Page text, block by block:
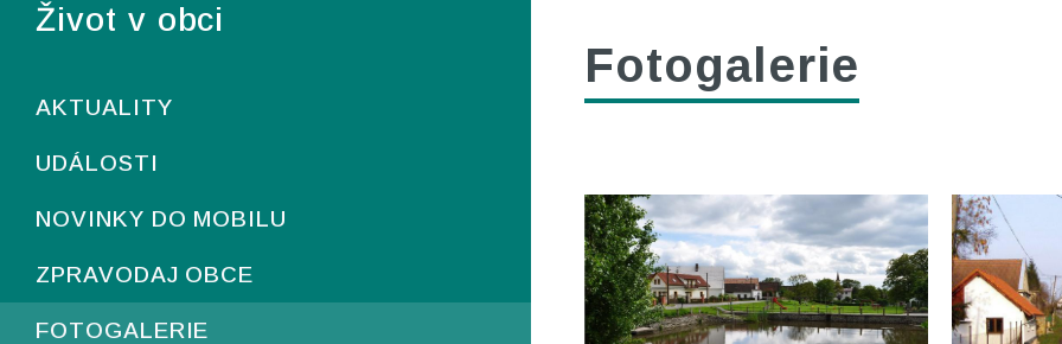
Život v obci
AKTUALITY
UDÁLOSTI
NOVINKY DO MOBILU
ZPRAVODAJ OBCE
FOTOGALERIE
Fotogalerie